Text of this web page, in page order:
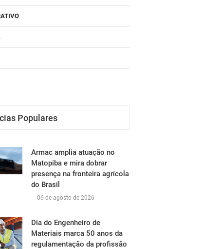
Populares
Armac amplia atuação no
Matopiba e mira dobrar
presença na fronteira agrícola
do Brasil
- 06 de agosto de 2026
Dia do Engenheiro de
Materiais marca 50 anos da
regulamentação da profissão